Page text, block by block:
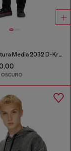
Regular Cintura Media 2032 D-Krooley Joggjeans®